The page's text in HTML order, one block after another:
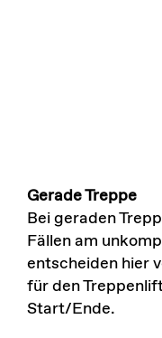
Gerade Treppe
Bei geraden
Fällen am
entscheiden hier
für den
Start/Ende.